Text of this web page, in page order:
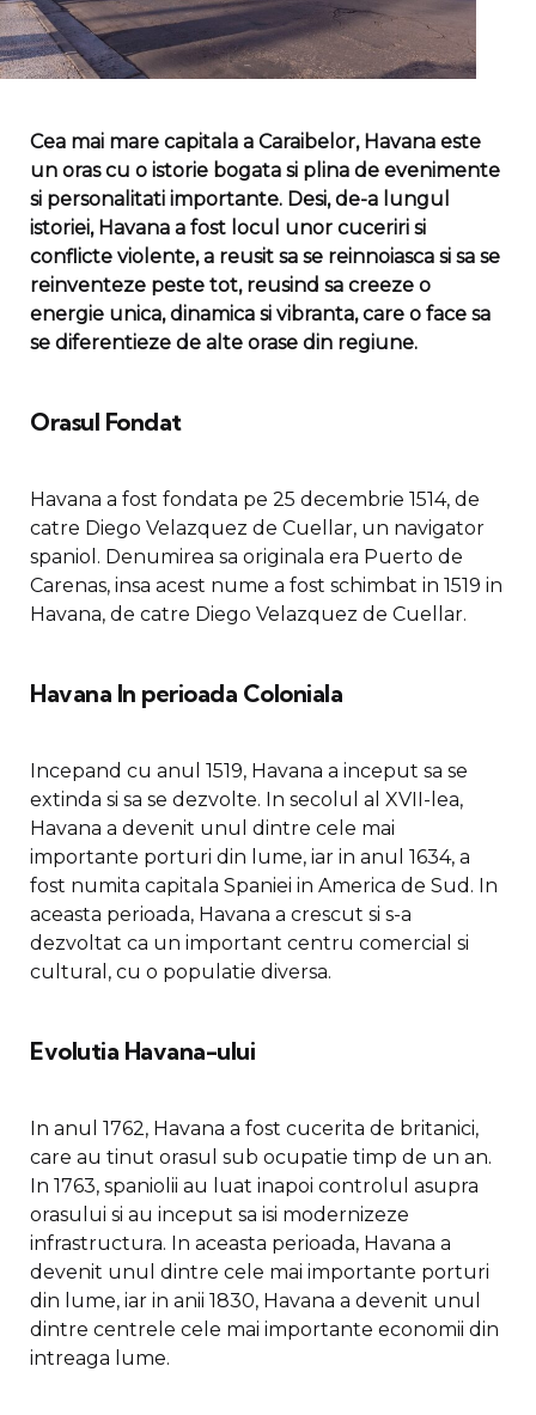
Cea mai mare capitala a Caraibelor, Havana este
un oras cu o istorie bogata si plina de evenimente
si personalitati importante. Desi, de-a lungul
istoriei, Havana a fost locul unor cuceriri si
conflicte violente, a reusit sa se reinnoiasca si sa se
reinventeze peste tot, reusind sa creeze o
energie unica, dinamica si vibranta, care o face sa
se diferentieze de alte orase din regiune.
Orasul Fondat
Havana a fost fondata pe 25 decembrie 1514, de
catre Diego Velazquez de Cuellar, un navigator
spaniol. Denumirea sa originala era Puerto de
Carenas, insa acest nume a fost schimbat in 1519 in
Havana, de catre Diego Velazquez de Cuellar.
Havana In perioada Coloniala
Incepand cu anul 1519, Havana a inceput sa se
extinda si sa se dezvolte. In secolul al XVII-lea,
Havana a devenit unul dintre cele mai
importante porturi din lume, iar in anul 1634, a
fost numita capitala Spaniei in America de Sud. In
aceasta perioada, Havana a crescut si s-a
dezvoltat ca un important centru comercial si
cultural, cu o populatie diversa.
Evolutia Havana-ului
In anul 1762, Havana a fost cucerita de britanici,
care au tinut orasul sub ocupatie timp de un an.
In 1763, spaniolii au luat inapoi controlul asupra
orasului si au inceput sa isi modernizeze
infrastructura. In aceasta perioada, Havana a
devenit unul dintre cele mai importante porturi
din lume, iar in anii 1830, Havana a devenit unul
dintre centrele cele mai importante economii din
intreaga lume.